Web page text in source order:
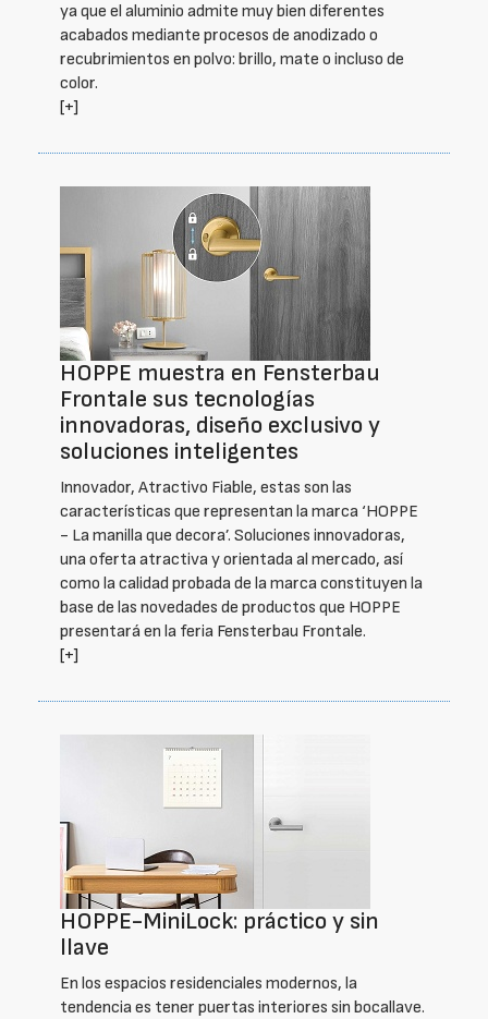
ya que el aluminio admite muy bien diferentes
acabados mediante procesos de anodizado o
recubrimientos en polvo: brillo, mate o incluso de
color.
[+]
HOPPE muestra en Fensterbau
Frontale sus tecnologías
innovadoras, diseño exclusivo y
soluciones inteligentes
Innovador, Atractivo Fiable, estas son las
características que representan la marca ‘HOPPE
- La manilla que decora’. Soluciones innovadoras,
una oferta atractiva y orientada al mercado, así
como la calidad probada de la marca constituyen la
base de las novedades de productos que HOPPE
presentará en la feria Fensterbau Frontale.
[+]
HOPPE-MiniLock: práctico y sin
llave
En los espacios residenciales modernos, la
tendencia es tener puertas interiores sin bocallave.